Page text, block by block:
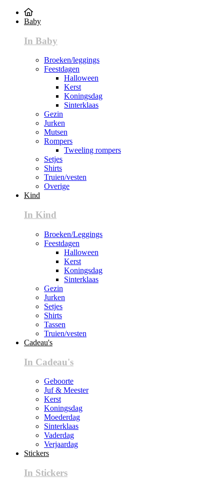
Baby
In Baby
Broeken/leggings
Feestdagen
Halloween
Kerst
Koningsdag
Sinterklaas
Gezin
Jurken
Mutsen
Rompers
Tweeling rompers
Setjes
Shirts
Truien/vesten
Overige
Kind
In Kind
Broeken/Leggings
Feestdagen
Halloween
Kerst
Koningsdag
Sinterklaas
Gezin
Jurken
Setjes
Shirts
Tassen
Truien/vesten
Cadeau's
In Cadeau's
Geboorte
Juf & Meester
Kerst
Koningsdag
Moederdag
Sinterklaas
Vaderdag
Verjaardag
Stickers
In Stickers